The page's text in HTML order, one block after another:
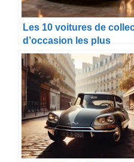
Les 10 voitures de
d’occasion les plus
emblématiques à
2025